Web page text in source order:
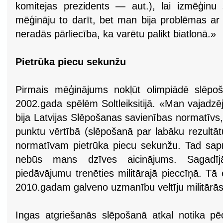
komitejas prezidents — aut.), lai izmēģinu
mēģināju to darīt, bet man bija problēmas
neradās pārliecība, ka varētu palikt biatlonā.»
Pietrūka piecu sekunžu
Pirmais mēģinājums nokļūt olimpiādē
2002.gada spēlēm Soltleiksitijā. «Man
bija Latvijas Slēpošanas savienības
punktu vērtībā (slēpošanā par labāku
normatīvam pietrūka piecu sekunžu. Tad
nebūs mans dzīves aicinājums.
piedāvājumu trenēties militārajā pieccīņā.
2010.gadam galveno uzmanību veltīju
Ingas atgriešanās slēpošanā atkal notika